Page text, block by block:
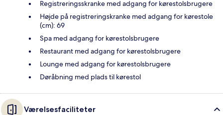
Registreringsskranke med adgang for kørestolsbrugere
Højde på registreringskranke med adgang for kørestole
(cm): 69
Spa med adgang for kørestolsbrugere
Restaurant med adgang for kørestolsbrugere
Lounge med adgang for kørestolsbrugere
Døråbning med plads til kørestol
Værelsesfaciliteter